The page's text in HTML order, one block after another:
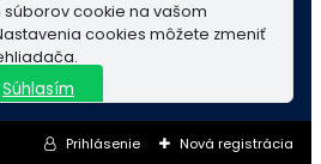
cookie na vašom
cookies môžete zmeniť
Súhlasím
Prihlásenie Nová registrácia